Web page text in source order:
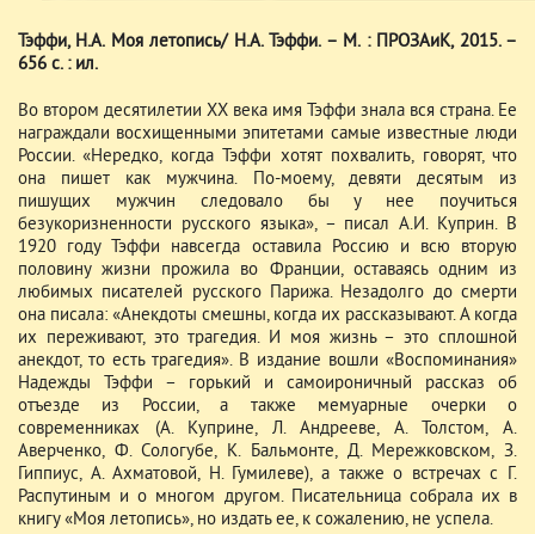
Тэффи, Н.А. Моя летопись/ Н.А. Тэффи. – М. : ПРОЗАиК, 2015. –
656 с. : ил.
Во втором десятилетии ХХ века имя Тэффи знала вся страна. Ее
награждали восхищенными эпитетами самые известные люди
России. «Нередко, когда Тэффи хотят похвалить, говорят, что
она пишет как мужчина. По-моему, девяти десятым из
пишущих мужчин следовало бы у нее поучиться
безукоризненности русского языка», – писал А.И. Куприн. В
1920 году Тэффи навсегда оставила Россию и всю вторую
половину жизни прожила во Франции, оставаясь одним из
любимых писателей русского Парижа. Незадолго до смерти
она писала: «Анекдоты смешны, когда их рассказывают. А когда
их переживают, это трагедия. И моя жизнь – это сплошной
анекдот, то есть трагедия». В издание вошли «Воспоминания»
Надежды Тэффи – горький и самоироничный рассказ об
отъезде из России, а также мемуарные очерки о
современниках (А. Куприне, Л. Андрееве, А. Толстом, А.
Аверченко, Ф. Сологубе, К. Бальмонте, Д. Мережковском, З.
Гиппиус, А. Ахматовой, Н. Гумилеве), а также о встречах с Г.
Распутиным и о многом другом. Писательница собрала их в
книгу «Моя летопись», но издать ее, к сожалению, не успела.